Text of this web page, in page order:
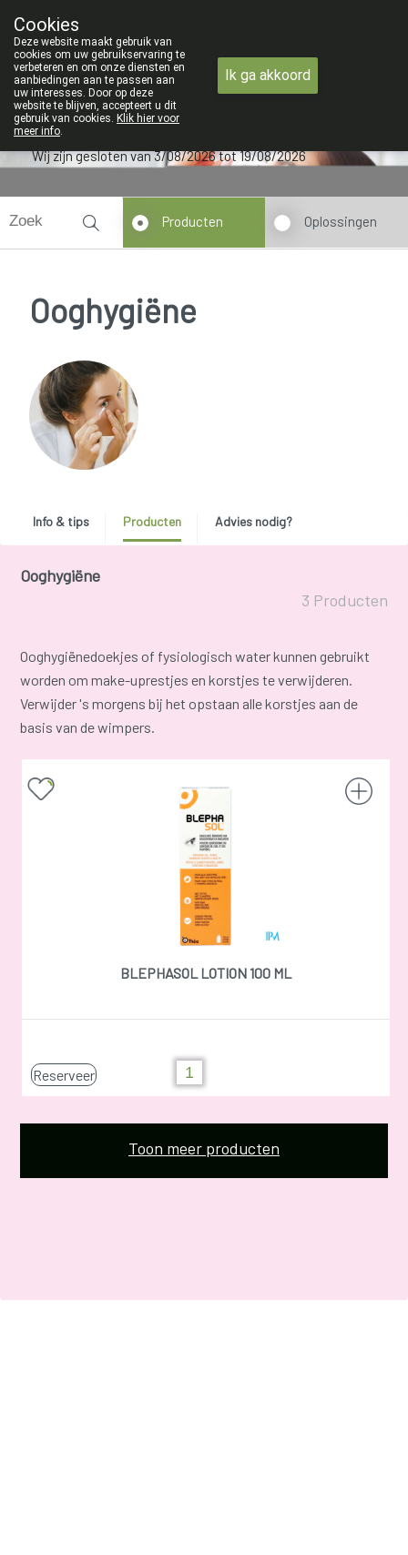
09 228 32 36
Wij zijn gesloten van 3/08/2026 tot 19/08/2026
Producten Oplossingen
Ooghygiëne
Info & tips Producten Advies nodig?
Ooghygiëne
3 Producten
Ooghygiënedoekjes of fysiologisch water kunnen gebruikt
worden om make-uprestjes en korstjes te verwijderen.
Verwijder 's morgens bij het opstaan alle korstjes aan de
basis van de wimpers.
BLEPHASOL LOTION 100 ML
Reserveer
Toon meer producten
Cookies
Deze website maakt gebruik van
cookies om uw gebruikservaring te
verbeteren en om onze diensten en
aanbiedingen aan te passen aan
uw interesses. Door op deze
website te blijven, accepteert u dit
gebruik van cookies. Klik hier voor
meer info.
Ik ga akkoord